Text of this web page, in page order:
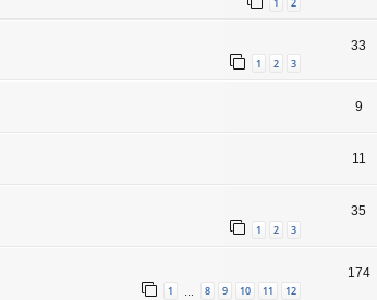
1 2
1 2 3
33
9
11
1 2 3
35
1 8 9 10 11 12
174